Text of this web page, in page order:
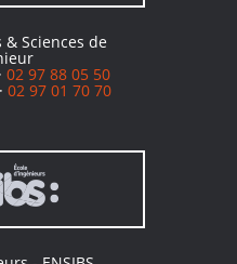
& Sciences de
02 97 88 05 50
02 97 01 70 70